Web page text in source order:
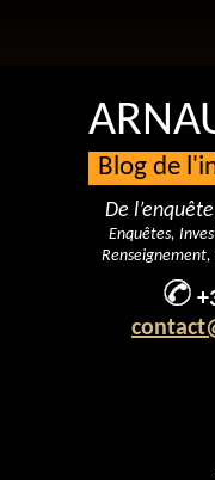
Blog de
De
Enquêtes,
Renseignement,